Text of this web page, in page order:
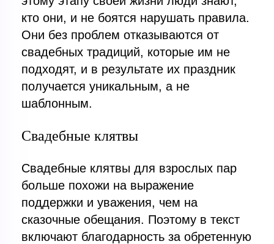
кто они, и не боятся нарушать правила.
Они без проблем отказываются от
свадебных традиций, которые им не
подходят, и в результате их праздник
получается уникальным, а не
шаблонным.
Свадебные клятвы
Свадебные клятвы для взрослых пар
больше похожи на выражение
поддержки и уважения, чем на
сказочные обещания. Поэтому в текст
включают благодарность за обретенную